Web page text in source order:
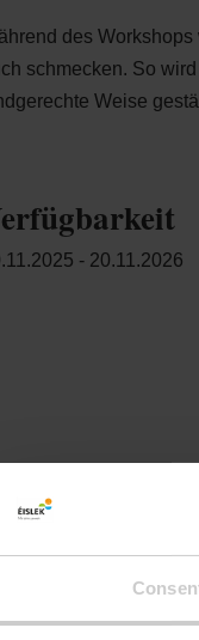
des
schmecken. So
Weise
- 20.11.2026
der